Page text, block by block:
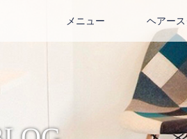
メニュー ヘアー